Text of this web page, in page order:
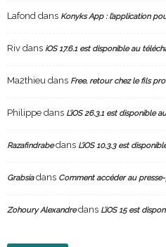
Lafond dans Konyks App : l’application
Riv dans iOS 17.6.1 est disponible au
Ma2thieu dans Free, retour chez le fils
Philippe dans L’iOS 26.3.1 est disponible
Razafindrabedans L’iOS 10.3.3 est
Grabsiadans Comment accéder au
Zohoury Alexandredans L’iOS 15 est